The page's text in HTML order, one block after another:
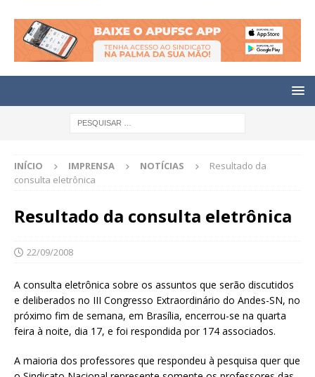
INÍCIO IMPRENSA NOTÍCIAS
Resultado da
consulta eletrônica
Resultado da consulta eletrônica
22/09/2008
A consulta eletrônica sobre os assuntos que serão discutidos
e deliberados no III Congresso Extraordinário do Andes-SN, no
próximo fim de semana, em Brasília, encerrou-se na quarta
feira à noite, dia 17, e foi respondida por 174 associados.
A maioria dos professores que respondeu à pesquisa quer que